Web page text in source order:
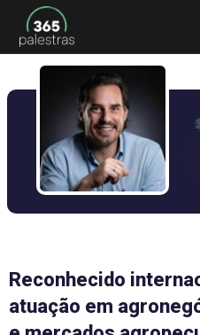
Reconhecido
atuação em